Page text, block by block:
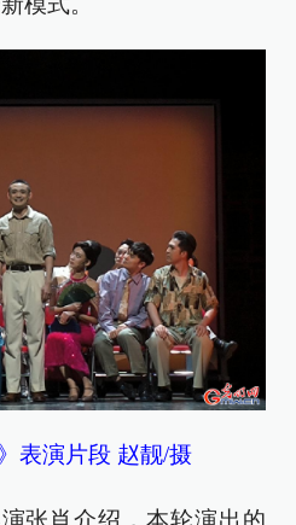
表演片段 赵靓/摄
张肖介绍，本轮演出的